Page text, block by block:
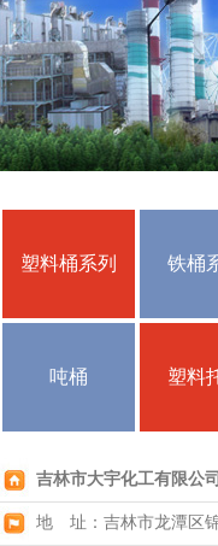
塑料桶系列 铁桶
吨桶 塑料
吉林市大宇化工有限公司
地 址：吉林市龙潭区